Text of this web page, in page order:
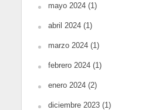
mayo 2024(1)
abril 2024(1)
marzo 2024(1)
febrero 2024(1)
enero 2024(2)
diciembre 2023(1)